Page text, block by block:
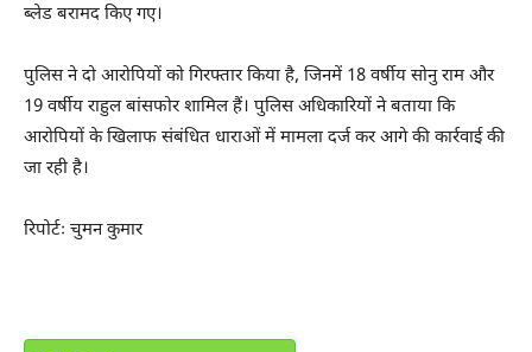
ब्लेड बरामद किए गए।
पुलिस ने दो आरोपियों को गिरफ्तार किया है, जिनमें 18 वर्षीय सोनु राम और
19 वर्षीय राहुल बांसफोर शामिल हैं। पुलिस अधिकारियों ने बताया कि
आरोपियों के खिलाफ संबंधित धाराओं में मामला दर्ज कर आगे की कार्रवाई की
जा रही है।
रिपोर्टः चुमन कुमार